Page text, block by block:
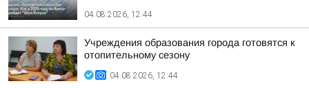
04.08.2026, 12:44
Учреждения образования города готовятся к
отопительному сезону
04.08.2026, 12:44